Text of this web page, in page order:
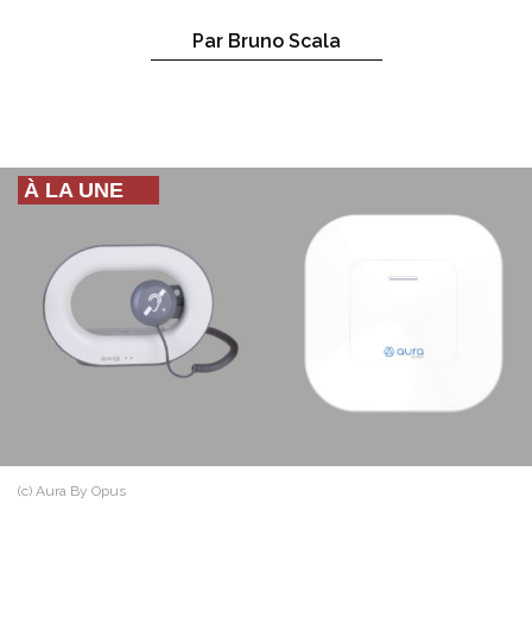
Par Bruno Scala
À LA UNE
(c) Aura By Opus